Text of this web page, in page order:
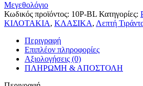
Μεγεθολόγιο
Κωδικός προϊόντος: 10P-BL Κατηγορίες:
ΚΙΛΟΤΑΚΙΑ, ΚΛΑΣΙΚΑ, Λεπτή
Περιγραφή
Επιπλέον πληροφορίες
Αξιολογήσεις (0)
ΠΛΗΡΩΜΗ & ΑΠΟΣΤΟΛΗ